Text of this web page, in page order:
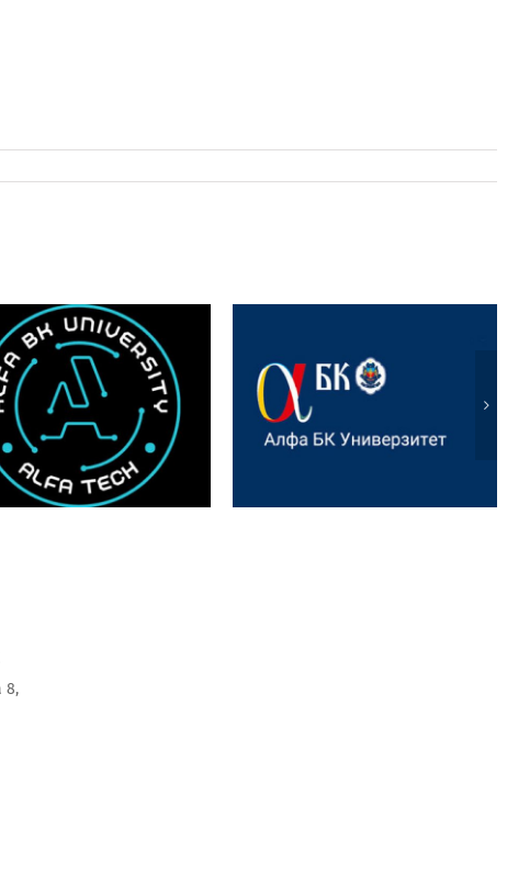
Scientific
„ALFATECH
– Smart Cities and
Technologies“
Међународни научни
скуп: Ecologica — Ви и
иновације у
енергетици и
8,